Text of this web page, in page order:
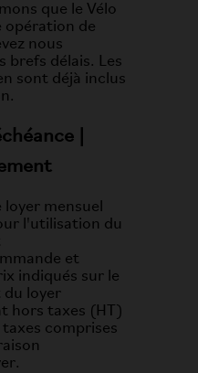
que le Vélo
opération de
nous
brefs délais. Les
sont déjà inclus
|
loyer mensuel
l'utilisation du
et
indiqués sur le
du loyer
hors taxes (HT)
comprises